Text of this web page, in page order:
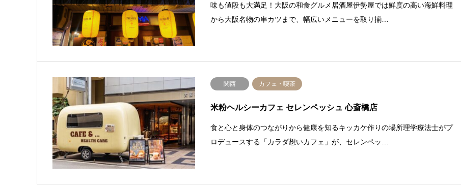
味も値段も大満足！大阪の和食グルメ居酒屋伊勢屋では鮮度の高い海鮮料理
から大阪名物の串カツまで、幅広いメニューを取り揃…
関西 カフェ・喫茶
米粉ヘルシーカフェ セレンペッシュ 心斎橋店
食と心と身体のつながりから健康を知るキッカケ作りの場所理学療法士がプ
ロデュースする「カラダ想いカフェ」が、セレンペッ…